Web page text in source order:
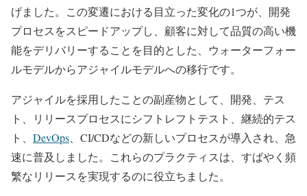
げました。この変遷における目立った変化の1つが、開発
プロセスをスピードアップし、顧客に対して品質の高い機
能をデリバリーすることを目的とした、ウォーターフォー
ルモデルからアジャイルモデルへの移行です。
アジャイルを採用したことの副産物として、開発、テス
ト、リリースプロセスにシフトレフトテスト、継続的テス
ト、 DevOps 、CI/CDなどの新しいプロセスが導入され、急
速に普及しました。これらのプラクティスは、すばやく頻
繁なリリースを実現するのに役立ちました。